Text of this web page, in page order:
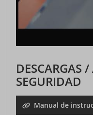
DESCARGAS
SEGURIDAD
Manual de